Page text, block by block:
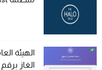
الهيئة
الغاز